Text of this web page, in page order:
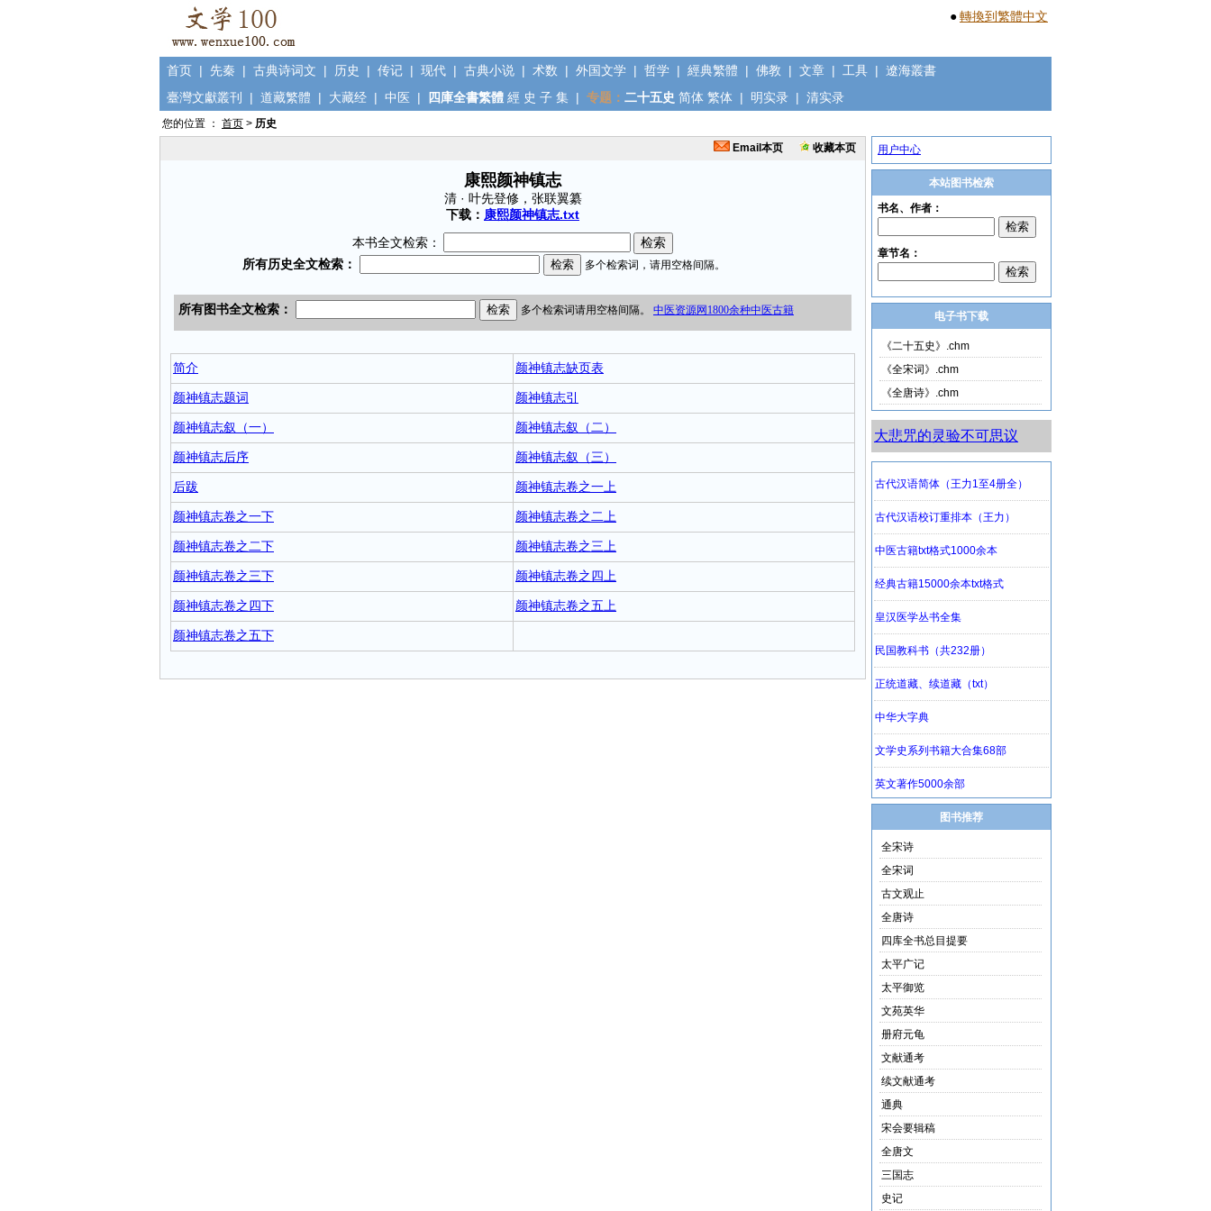
●轉換到繁體中文
首页 | 先秦 | 古典诗词文 | 历史 | 传记 | 现代 | 古典小说 | 术数 | 外国文学 | 哲学 | 經典繁體 | 佛教 | 文章 | 工具 | 遼海叢書
臺灣文獻叢刊
| 道藏繁體 | 大藏经 | 中医 | 四庫全書繁體 經 史 子 集 | 专题： 二十五史 简体 繁体 | 明实录 | 清实录
您的位置 ： 首页 > 历史
Email本页
收藏本页
康熙颜神镇志
清 · 叶先登修，张联翼纂
下载： 康熙颜神镇志.txt
本书全文检索：
简介 颜神镇志缺页表
颜神镇志题词 颜神镇志引
颜神镇志叙（一） 颜神镇志叙（二）
颜神镇志后序 颜神镇志叙（三）
后跋 颜神镇志卷之一上
颜神镇志卷之一下 颜神镇志卷之二上
颜神镇志卷之二下 颜神镇志卷之三上
颜神镇志卷之三下 颜神镇志卷之四上
颜神镇志卷之四下 颜神镇志卷之五上
颜神镇志卷之五下
用户中心
本站图书检索
电子书下载
《二十五史》.chm
《全宋词》.chm
《全唐诗》.chm
大悲咒的灵验不可思议
图书推荐
全宋诗
全宋词
古文观止
全唐诗
四库全书总目提要
太平广记
太平御览
文苑英华
册府元龟
文献通考
续文献通考
通典
宋会要辑稿
全唐文
三国志
史记